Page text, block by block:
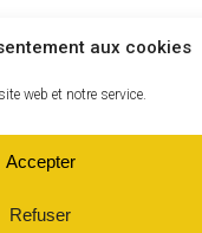
aux cookies
web et notre service.
Accepter
Refuser